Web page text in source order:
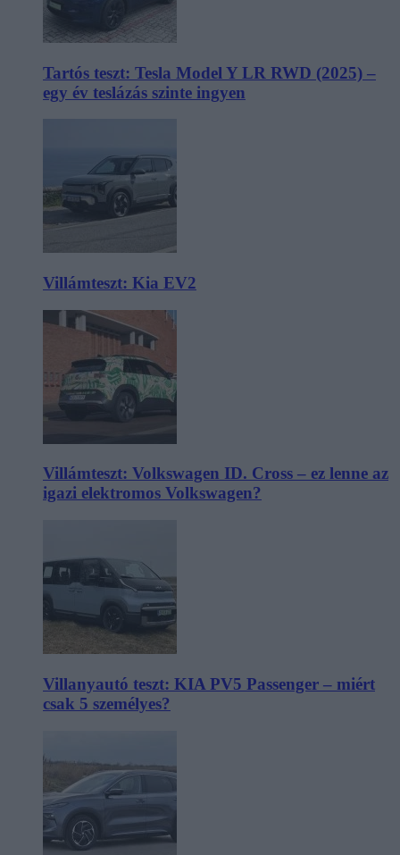
Tartós teszt: Tesla Model Y LR RWD (2025) –
egy év teslázás szinte ingyen
Villámteszt: Kia EV2
Villámteszt: Volkswagen ID. Cross – ez lenne az
igazi elektromos Volkswagen?
Villanyautó teszt: KIA PV5 Passenger – miért
csak 5 személyes?